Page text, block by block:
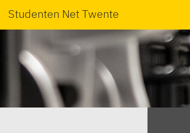
Studenten Net Twente